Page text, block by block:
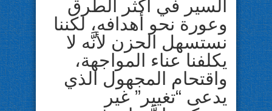
السير في أكثر الطرق
وعورة نحو أهدافه، لكننا
نستسهل الحزن لأنَّه لا
يكلفنا عناء المواجهة،
واقتحام المجهول الذي
يدعى “تغيير” غير